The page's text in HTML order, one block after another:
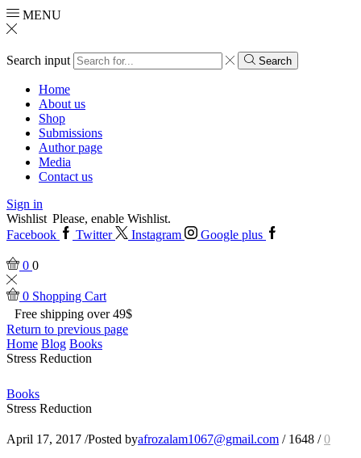
MENU
Search input Search
Home
About us
Shop
Submissions
Author page
Media
Contact us
Sign in
Wishlist Please, enable Wishlist.
Facebook
Twitter Instagram Google plus
0 0
0 Shopping Cart
Free shipping over 49$
Return to previous page
Home Blog Books
Stress Reduction
Books
Stress Reduction
April 17, 2017 /Posted byafrozalam1067@gmail.com / 1648 / 0